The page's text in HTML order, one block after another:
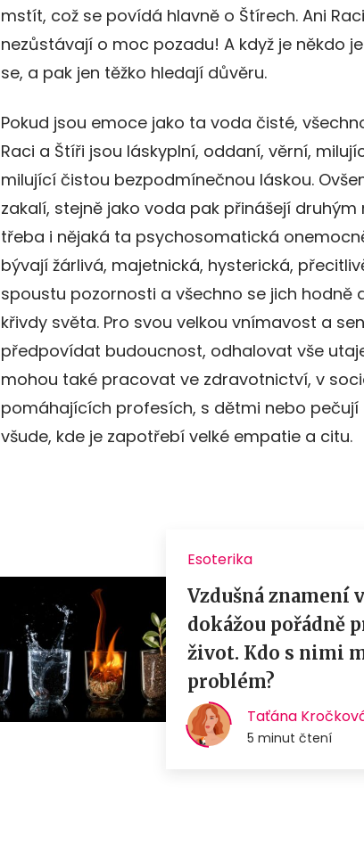
mstít, což se povídá hlavně o Štírech. Ani
nezůstávají o moc pozadu! A když je někdo
se, a pak jen těžko hledají důvěru.
Pokud jsou emoce jako ta voda čisté,
Raci a Štíři jsou láskyplní, oddaní, věrní,
milující čistou bezpodmínečnou láskou.
zakalí, stejně jako voda pak přinášejí
třeba i nějaká ta psychosomatická
bývají žárlivá, majetnická, hysterická,
spoustu pozornosti a všechno se jich hodně
křivdy světa. Pro svou velkou vnímavost a
předpovídat budoucnost, odhalovat vše
mohou také pracovat ve zdravotnictví, v
pomáhajících profesích, s dětmi nebo pečují
všude, kde je zapotřebí velké empatie a citu.